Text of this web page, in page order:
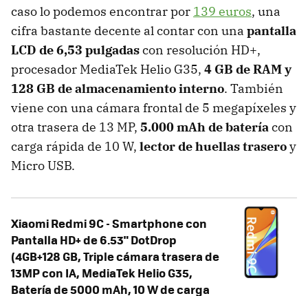
caso lo podemos encontrar por 139 euros, una
cifra bastante decente al contar con una pantalla
LCD de 6,53 pulgadascon resolución HD+,
procesador MediaTek Helio G35, 4 GB de RAM y
128 GB de almacenamiento interno. También
viene con una cámara frontal de 5 megapíxeles y
otra trasera de 13 MP, 5.000 mAh de bateríacon
carga rápida de 10 W, lector de huellas traseroy
Micro USB.
Xiaomi Redmi 9C - Smartphone con
Pantalla HD+ de 6.53" DotDrop
(4GB+128 GB, Triple cámara trasera de
13MP con IA, MediaTek Helio G35,
Batería de 5000 mAh, 10 W de carga